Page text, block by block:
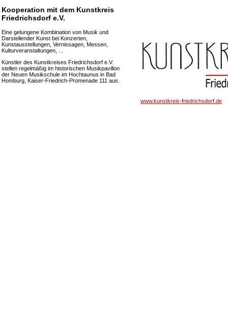
Kooperation mit dem Kunstkreis
Friedrichsdorf e.V.
Eine gelungene Kombination von Musik und
Darstellender Kunst bei Konzerten,
Kunstausstellungen, Vernissagen, Messen,
Kulturveranstaltungen, ...
Künstler des Kunstkreises Friedrichsdorf e.V.
stellen regelmäßig im historischen Musikpavillon
der Neuen Musikschule im Hochtaunus in Bad
Homburg, Kaiser-Friedrich-Promenade 111 aus.
www.kunstkreis-friedrichsdorf.de